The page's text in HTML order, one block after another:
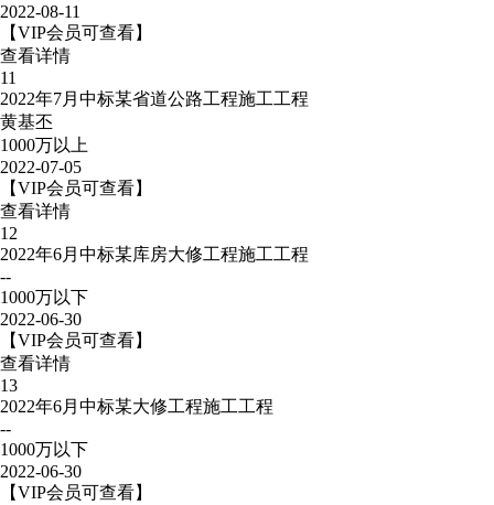
2022-08-11
【VIP会员可查看】
查看详情
11
2022年7月中标某省道公路工程施工工程
黄基丕
1000万以上
2022-07-05
【VIP会员可查看】
查看详情
12
2022年6月中标某库房大修工程施工工程
--
1000万以下
2022-06-30
【VIP会员可查看】
查看详情
13
2022年6月中标某大修工程施工工程
--
1000万以下
2022-06-30
【VIP会员可查看】